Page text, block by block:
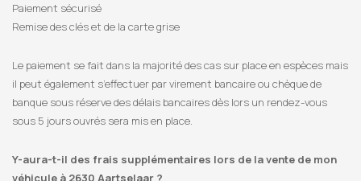
Paiement sécurisé
Remise des clés et de la carte grise
Le paiement se fait dans la majorité des cas sur place en espèces mais
il peut également s’effectuer par virement bancaire ou chèque de
banque sous réserve des délais bancaires dès lors un rendez-vous
sous 5 jours ouvrés sera mis en place.
Y-aura-t-il des frais supplémentaires lors de la vente de mon
véhicule à 2630 Aartselaar ?